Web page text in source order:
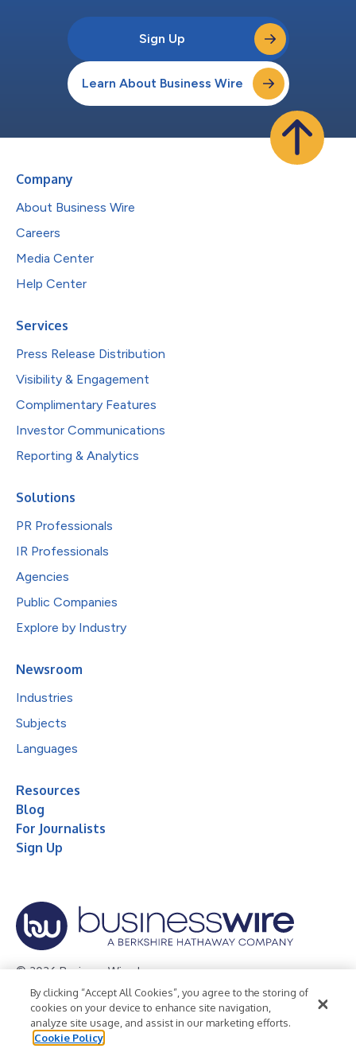
Sign Up
Learn About Business Wire
Company
About Business Wire
Careers
Media Center
Help Center
Services
Press Release Distribution
Visibility & Engagement
Complimentary Features
Investor Communications
Reporting & Analytics
Solutions
PR Professionals
IR Professionals
Agencies
Public Companies
Explore by Industry
Newsroom
Industries
Subjects
Languages
Resources
Blog
For Journalists
Sign Up
© 2026 Business Wire, Inc.
Privacy Policy Cookie Policy
Accessibility Statement
Terms of Use
Legal
By clicking “Accept All Cookies”, you agree to the storing of
cookies on your device to enhance site navigation,
analyze site usage, and assist in our marketing efforts.
Cookie Policy